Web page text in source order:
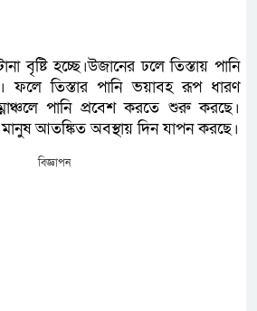
বৃষ্টি হচ্ছে।উজানের ঢলে তিস্তায় পানি
ফলে তিস্তার পানি ভয়াবহ রূপ ধারণ
পানি প্রবেশ করতে শুরু করছে।
আতঙ্কিত অবস্থায় দিন যাপন করছে।
বিজ্ঞাপন